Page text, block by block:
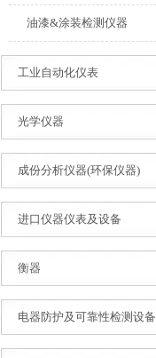
油漆&涂装检测仪器
工业自动化仪表
光学仪器
成份分析仪器(环保仪器)
进口仪器仪表及设备
衡器
电器防护及可靠性检测设备